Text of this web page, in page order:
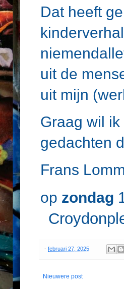
Dat heeft
uit de
uit mijn
Graag wil
gedachten
Frans
op zondag
- februari 27, 2025
Nieuwere post